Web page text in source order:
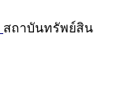
สถาบันทรัพย์สิน